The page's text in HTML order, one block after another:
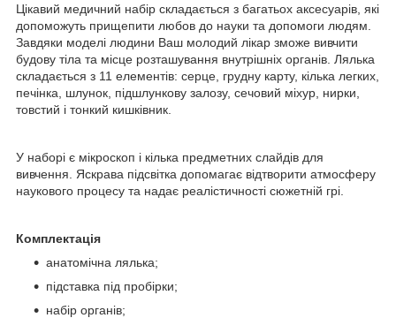
Цікавий медичний набір складається з багатьох аксесуарів, які
допоможуть прищепити любов до науки та допомоги людям.
Завдяки моделі людини Ваш молодий лікар зможе вивчити
будову тіла та місце розташування внутрішніх органів. Лялька
складається з 11 елементів: серце, грудну карту, кілька легких,
печінка, шлунок, підшлункову залозу, сечовий міхур, нирки,
товстий і тонкий кишківник.
У наборі є мікроскоп і кілька предметних слайдів для
вивчення. Яскрава підсвітка допомагає відтворити атмосферу
наукового процесу та надає реалістичності сюжетній грі.
Комплектація
анатомічна лялька;
підставка під пробірки;
набір органів;